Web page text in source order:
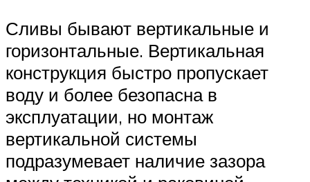
Сливы бывают вертикальные и
горизонтальные. Вертикальная
конструкция быстро пропускает
воду и более безопасна в
эксплуатации, но монтаж
вертикальной системы
подразумевает наличие зазора